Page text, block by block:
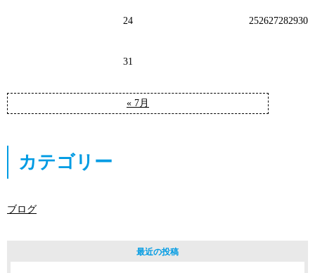
« 7月
24 252627282930
31
カテゴリー
ブログ
最近の投稿